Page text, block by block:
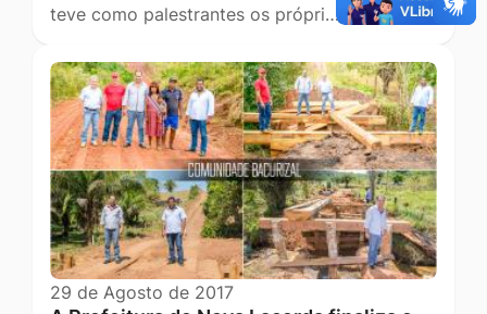
teve como palestrantes os própri…
29 de Agosto de 2017